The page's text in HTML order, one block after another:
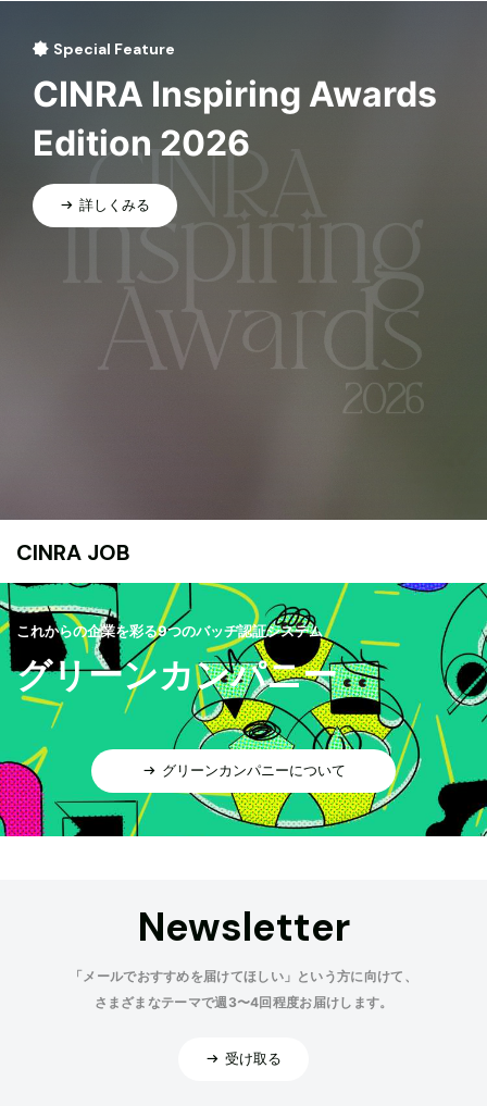
Special Feature
CINRA Inspiring Awards
Edition 2026
詳しくみる
CINRA JOB
これからの企業を彩る9つのバッヂ認証システム
グリーンカンパニー
グリーンカンパニーについて
Newsletter
「メールでおすすめを届けてほしい」という方に向けて、
さまざまなテーマで週3〜4回程度お届けします。
受け取る